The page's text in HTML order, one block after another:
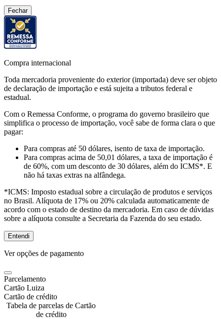
Fechar
Compra internacional
Toda mercadoria proveniente do exterior (importada) deve ser objeto
de declaração de importação e está sujeita a tributos federal e
estadual.
Com o Remessa Conforme, o programa do governo brasileiro que
simplifica o processo de importação, você sabe de forma clara o que
pagar:
Para compras até 50 dólares, isento de taxa de importação.
Para compras acima de 50,01 dólares, a taxa de importação é
de 60%, com um desconto de 30 dólares, além do ICMS*. E
não há taxas extras na alfândega.
*ICMS: Imposto estadual sobre a circulação de produtos e serviços
no Brasil. Alíquota de 17% ou 20% calculada automaticamente de
acordo com o estado de destino da mercadoria. Em caso de dúvidas
sobre a alíquota consulte a Secretaria da Fazenda do seu estado.
Entendi
Ver opções de pagamento
Parcelamento
Cartão Luiza
Cartão de crédito
Tabela de parcelas de Cartão
de crédito